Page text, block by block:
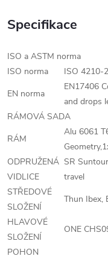
Specifikace
ISO a ASTM norma
ISO norma
ISO 4210-
EN norma
EN17406
and drops
RÁMOVÁ SADA
RÁM
Alu 6061
ODPRUŽENÁ
VIDLICE
SR
travel
STŘEDOVÉ
SLOŽENÍ
Thun Ibex,
HLAVOVÉ
SLOŽENÍ
ONE
POHON